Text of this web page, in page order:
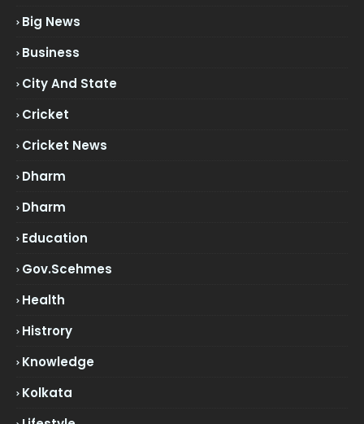
Big News
Business
City And State
Cricket
Cricket News
Dharm
Dharm
Education
Gov.scehmes
Health
Histrory
Knowledge
Kolkata